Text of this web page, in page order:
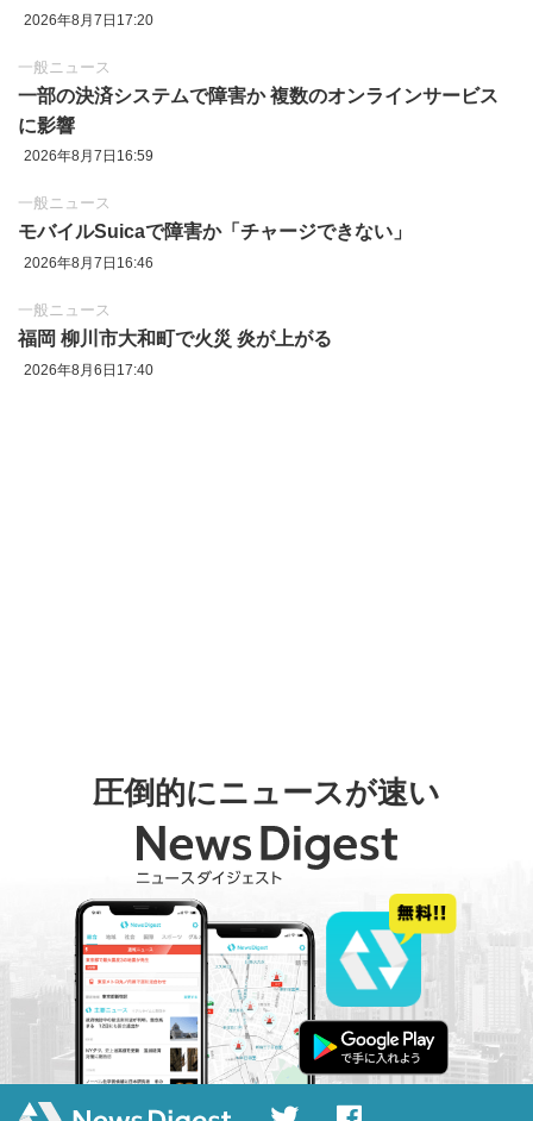
2026年8月7日17:20
一般ニュース
一部の決済システムで障害か 複数のオンラインサービス
に影響
2026年8月7日16:59
一般ニュース
モバイルSuicaで障害か「チャージできない」
2026年8月7日16:46
一般ニュース
福岡 柳川市大和町で火災 炎が上がる
2026年8月6日17:40
圧倒的にニュースが速い